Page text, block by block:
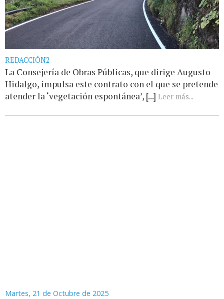
REDACCIÓN2
La Consejería de Obras Públicas, que dirige Augusto
Hidalgo, impulsa este contrato con el que se pretende
atender la ‘vegetación espontánea’, [...] Leer más...
Martes, 21 de Octubre de 2025